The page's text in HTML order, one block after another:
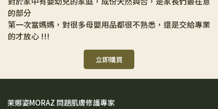
的部分
第一次當媽媽，對很多母嬰用品都很不熟悉，還是交給專業
的才放心 !!!
立即購買
茉娜姿MORAZ 問題肌膚修護專家